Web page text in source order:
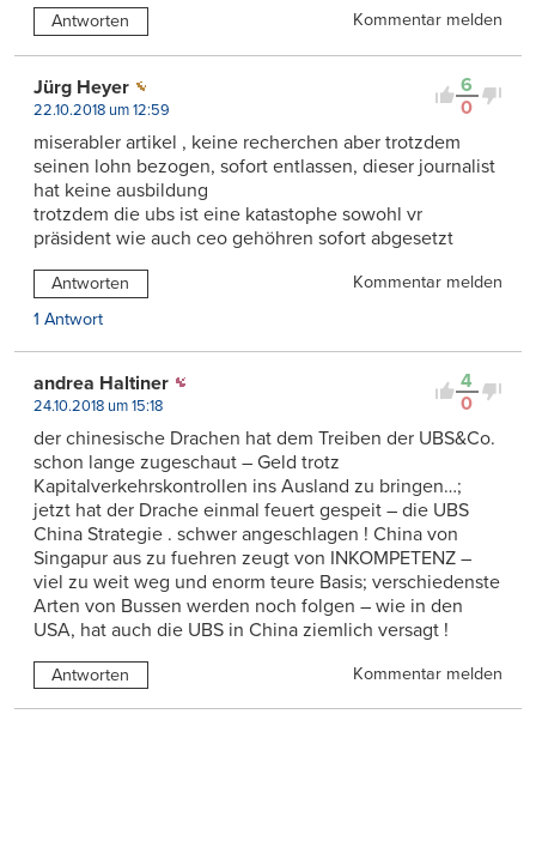
Antworten Kommentar melden
6
0
Jürg Heyer
22.10.2018 um 12:59
miserabler artikel , keine recherchen aber trotzdem
seinen lohn bezogen, sofort entlassen, dieser journalist
hat keine ausbildung
trotzdem die ubs ist eine katastophe sowohl vr
präsident wie auch ceo gehöhren sofort abgesetzt
Antworten
Kommentar melden
1 Antwort
4
0
andrea Haltiner
24.10.2018 um 15:18
der chinesische Drachen hat dem Treiben der UBS&Co.
schon lange zugeschaut – Geld trotz
Kapitalverkehrskontrollen ins Ausland zu bringen…;
jetzt hat der Drache einmal feuert gespeit – die UBS
China Strategie . schwer angeschlagen ! China von
Singapur aus zu fuehren zeugt von INKOMPETENZ –
viel zu weit weg und enorm teure Basis; verschiedenste
Arten von Bussen werden noch folgen – wie in den
USA, hat auch die UBS in China ziemlich versagt !
Antworten Kommentar melden